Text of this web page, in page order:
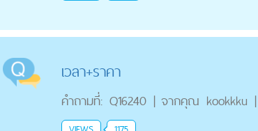
เวลา+ราคา
คำถามที่: Q16240 | จากคุณ kookkku |